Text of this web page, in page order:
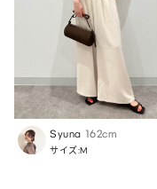
Syuna 162cm
サイズ:M